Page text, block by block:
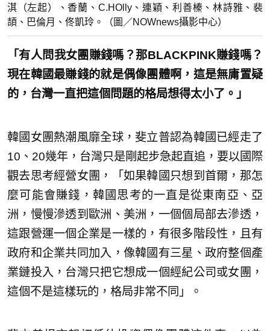
淇（左起）、香蘭、C.HOlly、連穎、利善榛、林詩雅、裴
頡、巴倫月、佟凱玲。（圖／NOWnews攝影中心）
「有人問我女團賺錢嗎？那BLACKPINK賺錢嗎？
現在韓國最賺錢的就是偶像團體啊，這是無庸置疑
的，台灣一直把這個問題的格局想得太小了。」
韓國女團熱潮風靡全球，斐立普認為韓國已經走了
10、20幾年，台灣只是剛起步急起直追，要以國際
觀去思考經營女團，「如果韓國只想到首爾，那怎
麼可能會賺錢，韓國思考的一直是從東南亞、亞
洲，慢慢滲透到歐洲、美洲，一個個局部去滲透，
這跟營運一個企業是一樣的，有很多階段性，且有
政府和企業共同加入，像韓國有三星、政府整個產
業鏈投入，台灣只把它想成一個經紀公司或女團，
這個不是這樣玩的，格局非常不同」。